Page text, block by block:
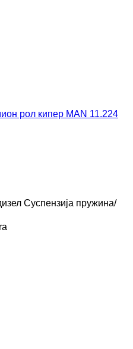
рол кипер MAN 11.224
Суспензија пружина/